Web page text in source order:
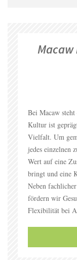
Bei Macaw
Kultur ist
Vielfalt. Um
jedes einzelnen
Wert auf eine
bringt und eine
Neben
fördern wir
Flexibilität bei